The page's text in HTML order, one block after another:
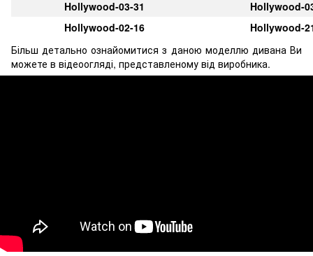
Hollywood-03-31
Hollywood-
Hollywood-02-16
Hollywood-
Більш детально ознайомитися з даною моделлю дивана Ви
можете в відеоогляді, представленому від виробника.